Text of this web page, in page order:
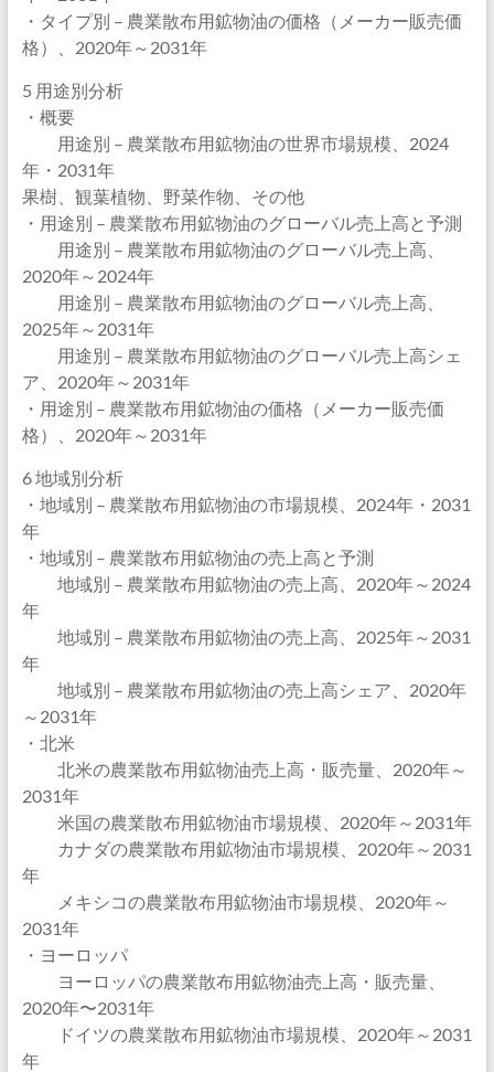
・タイプ別 – 農業散布用鉱物油の価格（メーカー販売価
格）、2020年～2031年
5 用途別分析
・概要
用途別 – 農業散布用鉱物油の世界市場規模、2024
年・2031年
果樹、観葉植物、野菜作物、その他
・用途別 – 農業散布用鉱物油のグローバル売上高と予測
用途別 – 農業散布用鉱物油のグローバル売上高、
2020年～2024年
用途別 – 農業散布用鉱物油のグローバル売上高、
2025年～2031年
用途別 – 農業散布用鉱物油のグローバル売上高シェ
ア、2020年～2031年
・用途別 – 農業散布用鉱物油の価格（メーカー販売価
格）、2020年～2031年
6 地域別分析
・地域別 – 農業散布用鉱物油の市場規模、2024年・2031
年
・地域別 – 農業散布用鉱物油の売上高と予測
地域別 – 農業散布用鉱物油の売上高、2020年～2024
年
地域別 – 農業散布用鉱物油の売上高、2025年～2031
年
地域別 – 農業散布用鉱物油の売上高シェア、2020年
～2031年
・北米
北米の農業散布用鉱物油売上高・販売量、2020年～
2031年
米国の農業散布用鉱物油市場規模、2020年～2031年
カナダの農業散布用鉱物油市場規模、2020年～2031
年
メキシコの農業散布用鉱物油市場規模、2020年～
2031年
・ヨーロッパ
ヨーロッパの農業散布用鉱物油売上高・販売量、
2020年〜2031年
ドイツの農業散布用鉱物油市場規模、2020年～2031
年